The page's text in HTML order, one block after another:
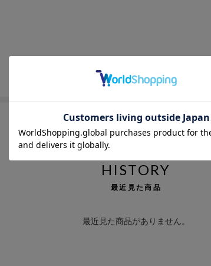
HISTORY
最近見た商品
最近見た商品がありません。